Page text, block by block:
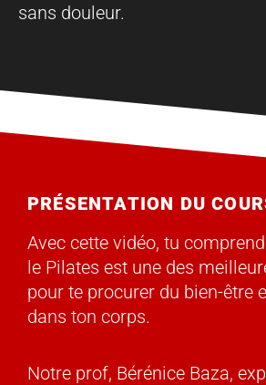
sans douleur.
PRÉSENTATION DU
Avec cette vidéo, tu
le Pilates est une des
pour te procurer du bien-être
dans ton corps.
Notre prof, Bérénice Baza,